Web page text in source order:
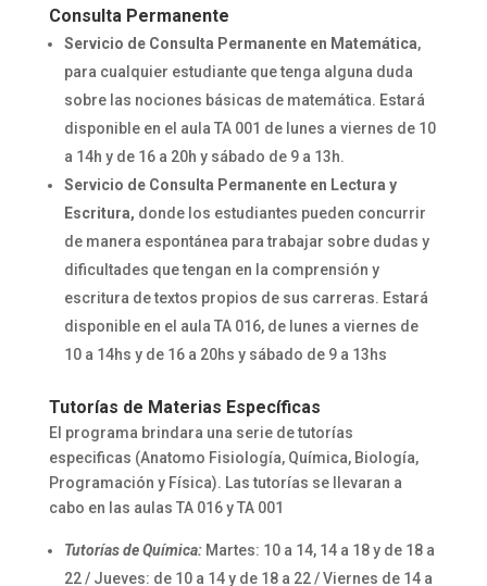
Consulta Permanente
Servicio de Consulta Permanente en Matemática,
para cualquier estudiante que tenga alguna duda
sobre las nociones básicas de matemática. Estará
disponible en el aula TA 001 de lunes a viernes de 10
a 14h y de 16 a 20h y sábado de 9 a 13h.
Servicio de Consulta Permanente en Lectura y
Escritura, donde los estudiantes pueden concurrir
de manera espontánea para trabajar sobre dudas y
dificultades que tengan en la comprensión y
escritura de textos propios de sus carreras. Estará
disponible en el aula TA 016, de lunes a viernes de
10 a 14hs y de 16 a 20hs y sábado de 9 a 13hs
Tutorías de Materias Específicas
El programa brindara una serie de tutorías
especificas (Anatomo Fisiología, Química, Biología,
Programación y Física). Las tutorías se llevaran a
cabo en las aulas TA 016 y TA 001
Tutorías de Química:Martes: 10 a 14, 14 a 18 y de 18 a
22 / Jueves: de 10 a 14 y de 18 a 22 / Viernes de 14 a